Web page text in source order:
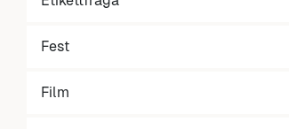
Fest
Film